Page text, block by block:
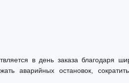
в день заказа благодаря
аварийных остановок,